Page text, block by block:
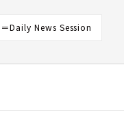
Daily News Session